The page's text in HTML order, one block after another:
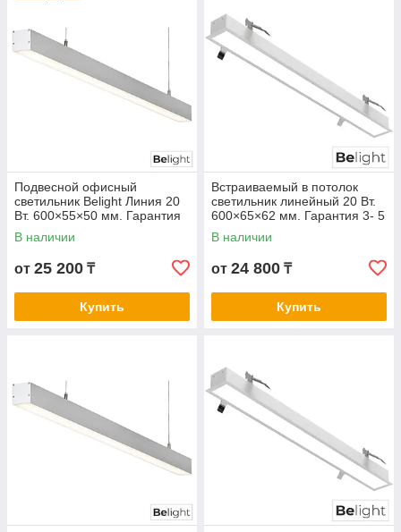
Подвесной офисный
светильник Belight Линия 20
Вт. 600×55×50 мм. Гарантия
3- 5 лет. Сертификат СТ КЗ.
Любой цвет корпуса
В наличии
от 25 200 ₸
Купить
Встраиваемый в потолок
светильник линейный 20 Вт.
600×65×62 мм. Гарантия 3- 5
лет. Сертификат СТ КЗ.
Любой цвет корпуса
В наличии
от 24 800 ₸
Купить